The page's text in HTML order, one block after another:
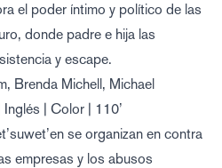
el poder íntimo y político de las
donde padre e hija las
y escape.
Brenda Michell, Michael
| Color | 110’
se organizan en contra
empresas y los abusos